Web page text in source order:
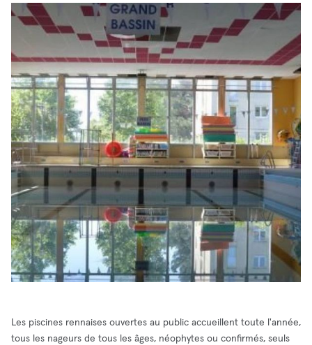
Les piscines rennaises ouvertes au public accueillent toute l'année,
tous les nageurs de tous les âges, néophytes ou confirmés, seuls